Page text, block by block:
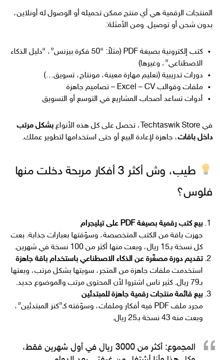
المنتجات الرقمية هي أي منتج ممكن تحميله أو الوصول له أونلاين،
بدون شحن أو توصيل. ومن الأمثلة:
كتب إلكترونية بصيغة PDF (مثلاً: “50 فكرة بيزنس”، “دليل الذكاء
الاصطناعي”، وغيرها)
دورات تدريبية (تعليم مهارة معينة، مونتاج، تسويق…)
ملفات وقوالب Excel – CV – تصاميم جاهزة
أدوات تساعد أصحاب المشاريع في التوسع أو التسويق
في Techtaswik Store، تحصل على كل هذه الأنواع
بشكل مرتب
داخل باقات، جاهزة لإعادة البيع أو حتى استخدامها لتطوير عملك.
طيب، وش أكثر 3 أفكار مربحة دخلت منها
فلوس؟
بيع كتب رقمية بصيغة PDF على تيليجرام
جهزت باقة من الكتب المتخصصة، وسوّقتها بعبارات جذابة. بعت
كل نسخة بـ15 ريال، وبعت منها أكثر من 100 نسخة في شهرين.
تقديم دورة مصغّرة عن الذكاء الاصطناعي باستخدام باقة جاهزة
استخدمت ملفات جاهزة من المتجر، سويتها بشكل مرتب، وبعتها
بـ79 ريال. كثير ناس اشتروا لأن المحتوى مرتب والموضوع جديد.
بيع قائمة منتجات رقمية جاهزة للمبتدئين
مجرد ملف PDF فيه أفكار وملفات، وسوّقته كـ”كنز المبتدئين”،
وبعت منه 43 نسخة بـ25 ريال.
المجموع: أكثر من 3000 ريال في أول شهرين فقط
،